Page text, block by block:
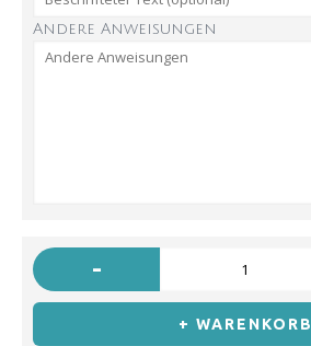
Andere Anweisungen
-
+ WARENKORB